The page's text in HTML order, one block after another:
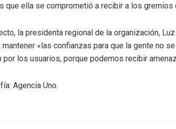
que ella se comprometió a recibir a los gremios
la presidenta regional de la organización,
mantener «las confianzas para que la gente no
por los usuarios, porque podemos recibir
Agencia Uno.